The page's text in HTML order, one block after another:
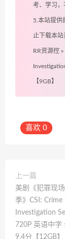
考、学习，
5.本站提供
止下载本
RR资源控 »
【9GB】
喜欢 0
上一篇
美剧《犯罪现
季》CSI: Crime
Investigation
720P 英语中字
9.4分【12GB】